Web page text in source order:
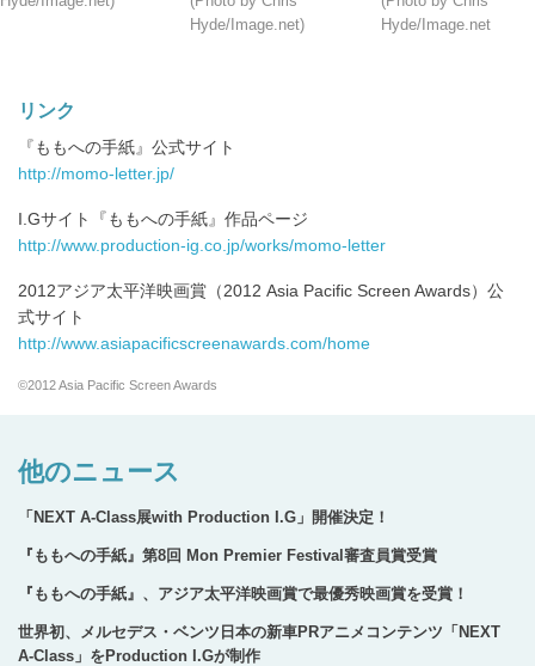
Hyde/Image.net)
Hyde/Image.net
リンク
『ももへの手紙』公式サイト
http://momo-letter.jp/
I.Gサイト『ももへの手紙』作品ページ
http://www.production-ig.co.jp/works/momo-letter
2012アジア太平洋映画賞（2012 Asia Pacific Screen Awards）公
式サイト
http://www.asiapacificscreenawards.com/home
©2012 Asia Pacific Screen Awards
他のニュース
「NEXT A-Class展with Production I.G」開催決定！
『ももへの手紙』第8回 Mon Premier Festival審査員賞受賞
『ももへの手紙』、アジア太平洋映画賞で最優秀映画賞を受賞！
世界初、メルセデス・ベンツ日本の新車PRアニメコンテンツ「NEXT
A-Class」をProduction I.Gが制作